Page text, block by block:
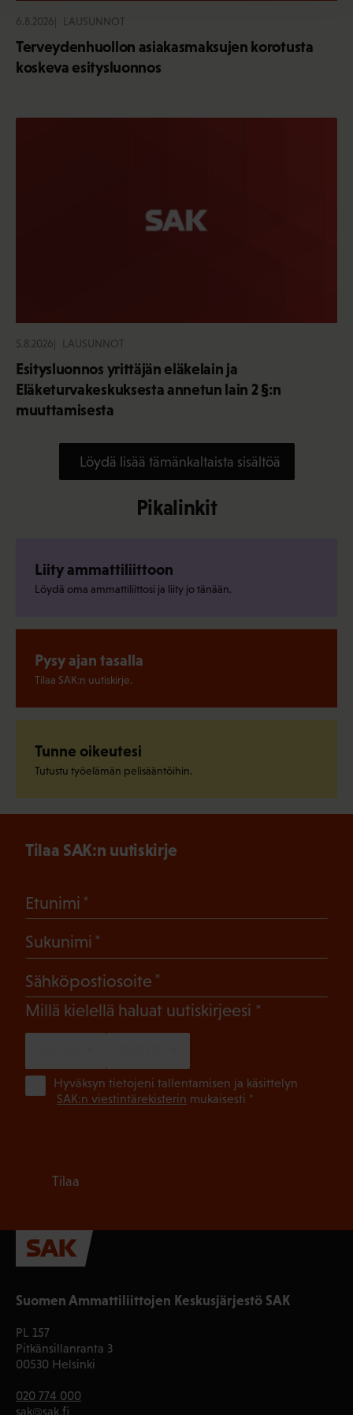
6.8.2026 LAUSUNNOT
Terveydenhuollon asiakasmaksujen korotusta
koskeva esitysluonnos
5.8.2026 LAUSUNNOT
Esitysluonnos yrittäjän eläkelain ja
Eläketurvakeskuksesta annetun lain 2 §:n
muuttamisesta
Löydä lisää tämänkaltaista sisältöä
Pikalinkit
Liity ammattiliittoon
Löydä oma ammattiliittosi ja liity jo tänään.
Pysy ajan tasalla
Tilaa SAK:n uutiskirje.
Tunne oikeutesi
Tutustu työelämän pelisääntöihin.
Suomen Ammattiliittojen Keskusjärjestö SAK
PL 157
Pitkänsillanranta 3
00530 Helsinki
020 774 000
sak@sak.fi
Tilaa SAK:n uutiskirje
Etunimi
Sukunimi
Sähköpostiosoite
Millä kielellä haluat uutiskirjeesi (Pakollinen)
Hyväksyn tietojeni tallentamisen ja käsittelyn
SAK:n viestintärekisterin mukaisesti *
Tilaa